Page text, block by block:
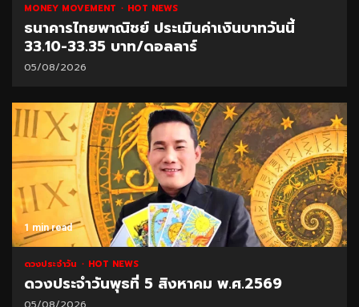
MONEY MOVEMENT HOT NEWS
ธนาคารไทยพาณิชย์ ประเมินค่าเงินบาทวันนี้
33.10-33.35 บาท/ดอลลาร์
05/08/2026
1 min read
ดวงประจำวัน HOT NEWS
ดวงประจำวันพุธที่ 5 สิงหาคม พ.ศ.2569